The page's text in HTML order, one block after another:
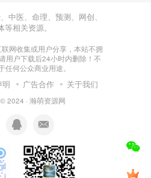
中医、命理、预测、网创、
等相关资源。
网收集或用户分享，本站不拥
用户下载后24小时内删除！不
任何公众商业用途。
明 广告合作 关于我们
2024 · 瀚萌资源网